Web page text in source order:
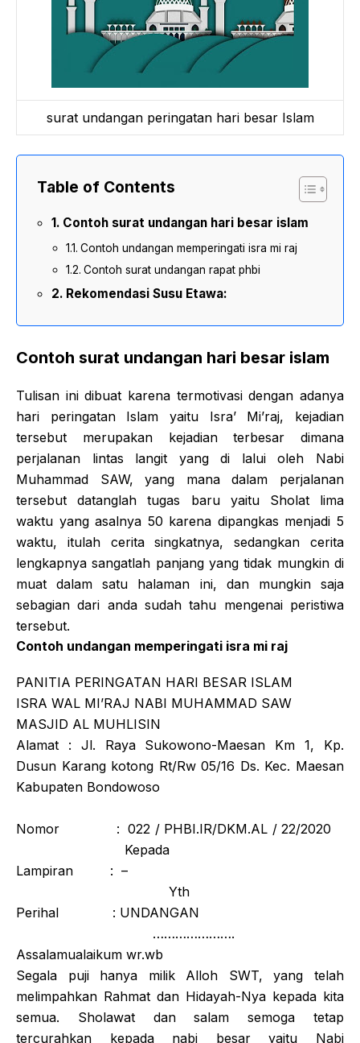
surat undangan peringatan hari besar Islam
Table of Contents
Contoh surat undangan hari besar islam
Contoh undangan memperingati isra mi raj
Contoh surat undangan rapat phbi
Rekomendasi Susu Etawa:
Contoh surat undangan hari besar islam
Tulisan ini dibuat karena termotivasi dengan adanya
hari peringatan Islam yaitu Isra’ Mi’raj, kejadian
tersebut merupakan kejadian terbesar dimana
perjalanan lintas langit yang di lalui oleh Nabi
Muhammad SAW, yang mana dalam perjalanan
tersebut datanglah tugas baru yaitu Sholat lima
waktu yang asalnya 50 karena dipangkas menjadi 5
waktu, itulah cerita singkatnya, sedangkan cerita
lengkapnya sangatlah panjang yang tidak mungkin di
muat dalam satu halaman ini, dan mungkin saja
sebagian dari anda sudah tahu mengenai peristiwa
tersebut.
Contoh undangan memperingati isra mi raj
PANITIA PERINGATAN HARI BESAR ISLAM
ISRA WAL MI’RAJ NABI MUHAMMAD SAW
MASJID AL MUHLISIN
Alamat : Jl. Raya Sukowono-Maesan Km 1, Kp.
Dusun Karang kotong Rt/Rw 05/16 Ds. Kec. Maesan
Kabupaten Bondowoso
Nomor : 022 / PHBI.IR/DKM.AL / 22/2020
Kepada
Lampiran : –
Yth
Perihal : UNDANGAN
………………….
Assalamualaikum wr.wb
Segala puji hanya milik Alloh SWT, yang telah
melimpahkan Rahmat dan Hidayah-Nya kepada kita
semua. Sholawat dan salam semoga tetap
tercurahkan kepada nabi besar yaitu Nabi